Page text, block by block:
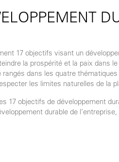
17 objectifs visant un
la prospérité et la paix dans
dans les quatre
les limites naturelles de la
17 objectifs de développement
durable de